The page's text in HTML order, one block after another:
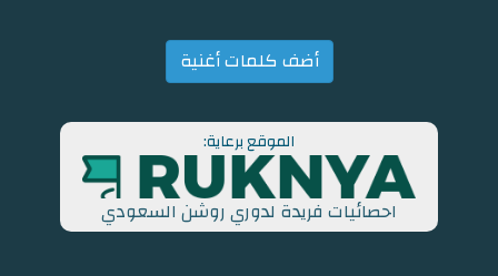
أضف كلمات أغنية
الموقع برعاية:
احصائيات فريدة لدوري روشن السعودي